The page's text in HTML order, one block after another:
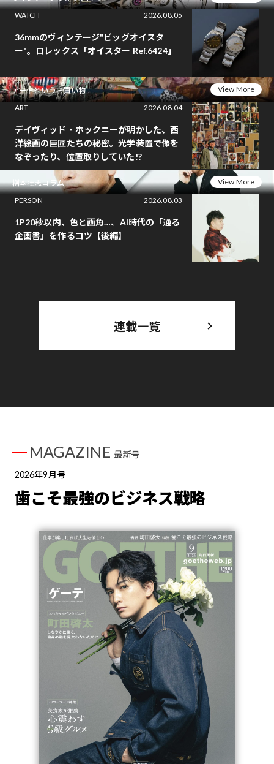
WATCH
2026.08.05
36mmのヴィンテージ"ビッグオイスタ
ー"。ロレックス「オイスター Ref.6424」
アートというお買い物
View More
ART
2026.08.04
デイヴィッド・ホックニーが明かした、西
洋絵画の巨匠たちの秘密。光学装置で像を
なぞったり、位置取りしていた!?
桝本壮志コラム
View More
PERSON
2026.08.03
1P20秒以内、色と画角…、AI時代の「通る
企画書」を作るコツ【後編】
連載一覧
MAGAZINE 最新号
2026年9月号
歯こそ最強のビジネス戦略